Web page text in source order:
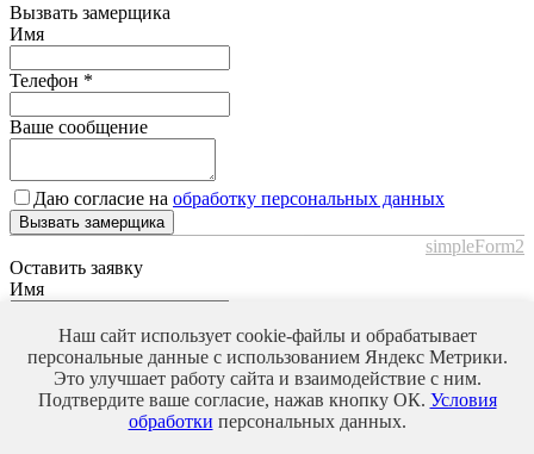
Вызвать замерщика
Имя
Телефон *
Ваше сообщение
Даю согласие на обработку персональных данных
Вызвать замерщика
simpleForm2
Оставить заявку
Имя
Телефон*
Ваше сообщение
Наш сайт использует cookie-файлы и обрабатывает
персональные данные с использованием Яндекс Метрики.
Это улучшает работу сайта и взаимодействие с ним.
Подтвердите ваше согласие, нажав кнопку ОК. Условия
обработки персональных данных.